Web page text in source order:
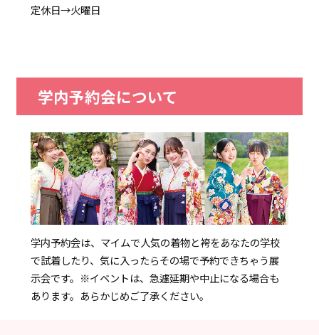
定休日→火曜日
学内予約会について
学内予約会は、マイムで人気の着物と袴をあなたの学校
で試着したり、気に入ったらその場で予約できちゃう展
示会です。 ※イベントは、急遽延期や中止になる場合も
あります。あらかじめご了承ください。